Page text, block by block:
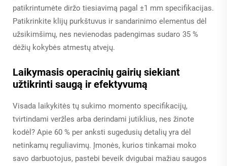
patikrintumėte diržo tiesiavimą pagal ±1 mm specifikacijas.
Patikrinkite klijų purkštuvus ir sandarinimo elementus dėl
užsikimšimų, nes nevienodas padengimas sudaro 35 %
dėžių kokybės atmestų atvejų.
Laikymasis operacinių gairių siekiant
užtikrinti saugą ir efektyvumą
Visada laikykitės tų sukimo momento specifikacijų,
tvirtindami veržles arba derindami jutiklius, nes žinote
kodėl? Apie 60 % per anksti sugedusių detalių yra dėl
netinkamų reguliavimų. Įmonės, kurios tinkamai moko
savo darbuotojus, pastebi beveik dvigubai mažiau saugos